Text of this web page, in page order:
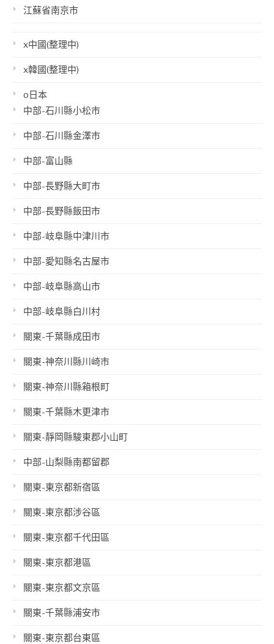
江蘇省南京市
x中國(整理中)
x韓國(整理中)
o日本
中部-石川縣小松市
中部-石川縣金澤市
中部-富山縣
中部-長野縣大町市
中部-長野縣飯田市
中部-岐阜縣中津川市
中部-愛知縣名古屋市
中部-岐阜縣高山市
中部-岐阜縣白川村
關東-千葉縣成田市
關東-神奈川縣川崎市
關東-神奈川縣箱根町
關東-千葉縣木更津市
關東-靜岡縣駿東郡小山町
中部-山梨縣南都留郡
關東-東京都新宿區
關東-東京都涉谷區
關東-東京都千代田區
關東-東京都港區
關東-東京都文京區
關東-千葉縣浦安市
關東-東京都台東區